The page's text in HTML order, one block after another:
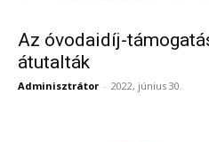
Az óvodaidíj-
átutalták
Adminisztrátor - 2022, június 30.